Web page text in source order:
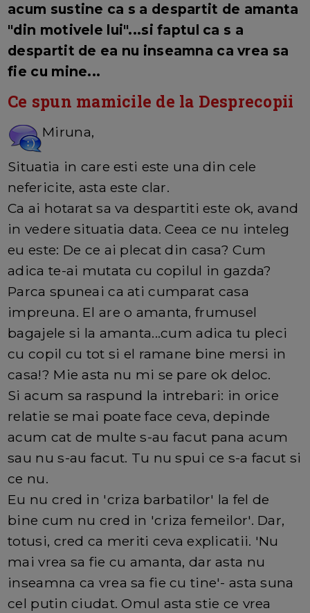
acum sustine ca s a despartit de amanta
"din motivele lui"...si faptul ca s a
despartit de ea nu inseamna ca vrea sa
fie cu mine...
Ce spun mamicile de la Desprecopii
Miruna,
Situatia in care esti este una din cele
nefericite, asta este clar.
Ca ai hotarat sa va despartiti este ok, avand
in vedere situatia data. Ceea ce nu inteleg
eu este: De ce ai plecat din casa? Cum
adica te-ai mutata cu copilul in gazda?
Parca spuneai ca ati cumparat casa
impreuna. El are o amanta, frumusel
bagajele si la amanta...cum adica tu pleci
cu copil cu tot si el ramane bine mersi in
casa!? Mie asta nu mi se pare ok deloc.
Si acum sa raspund la intrebari: in orice
relatie se mai poate face ceva, depinde
acum cat de multe s-au facut pana acum
sau nu s-au facut. Tu nu spui ce s-a facut si
ce nu.
Eu nu cred in 'criza barbatilor' la fel de
bine cum nu cred in 'criza femeilor'. Dar,
totusi, cred ca meriti ceva explicatii. 'Nu
mai vrea sa fie cu amanta, dar asta nu
inseamna ca vrea sa fie cu tine'- asta suna
cel putin ciudat. Omul asta stie ce vrea